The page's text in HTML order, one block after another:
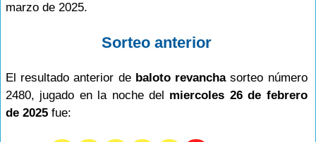
marzo de 2025.
Sorteo anterior
El resultado anterior de baloto revanchasorteo número
2480, jugado en la noche del miercoles 26 de febrero
de 2025 fue: